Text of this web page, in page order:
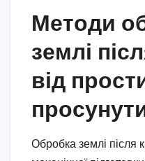
Методи
землі
від
Обробка землі після